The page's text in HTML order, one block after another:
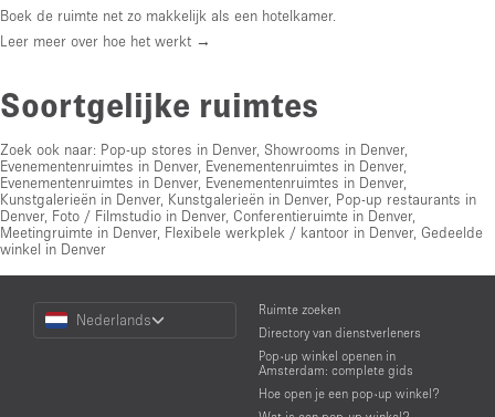
Boek de ruimte net zo makkelijk als een hotelkamer.
Leer meer over hoe het werkt →
Soortgelijke ruimtes
Zoek ook naar: Pop-up stores in Denver, Showrooms in Denver,
Evenementenruimtes in Denver, Evenementenruimtes in Denver,
Evenementenruimtes in Denver, Evenementenruimtes in Denver,
Kunstgalerieën in Denver, Kunstgalerieën in Denver, Pop-up restaurants in
Denver, Foto / Filmstudio in Denver, Conferentieruimte in Denver,
Meetingruimte in Denver, Flexibele werkplek / kantoor in Denver, Gedeelde
winkel in Denver
Choose
Language
Nederlands
Ruimte zoeken
Directory van dienstverleners
Pop-up winkel openen in
Amsterdam: complete gids
Hoe open je een pop-up winkel?